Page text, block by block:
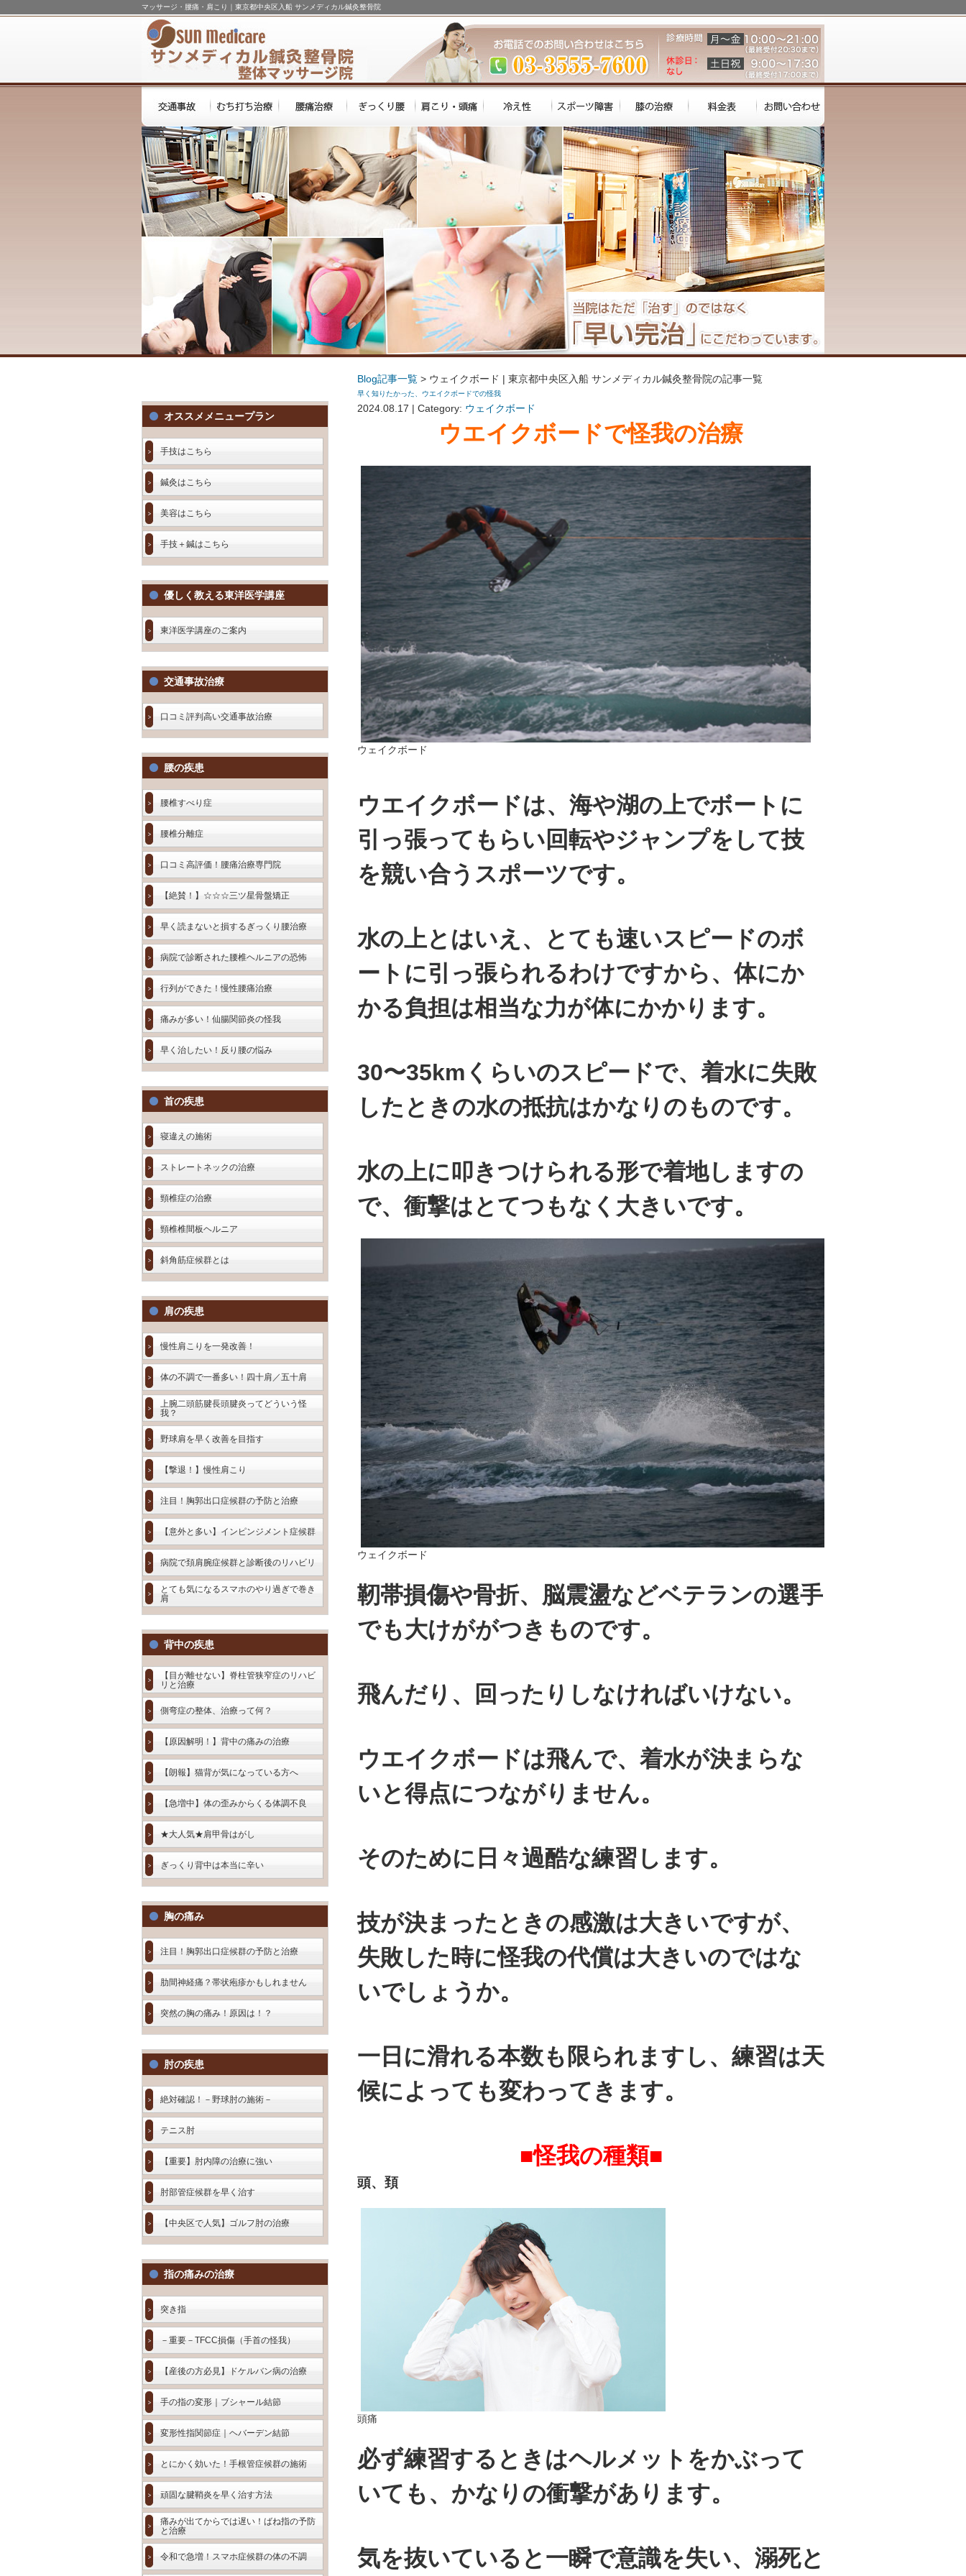
マッサージ・腰痛・肩こり｜東京都中央区入船 サンメディカル鍼灸整骨院
オススメメニュープラン
手技はこちら
鍼灸はこちら
美容はこちら
手技＋鍼はこちら
優しく教える東洋医学講座
東洋医学講座のご案内
交通事故治療
口コミ評判高い交通事故治療
腰の疾患
腰椎すべり症
腰椎分離症
口コミ高評価！腰痛治療専門院
【絶賛！】☆☆☆三ツ星骨盤矯正
早く読まないと損するぎっくり腰治療
病院で診断された腰椎ヘルニアの恐怖
行列ができた！慢性腰痛治療
痛みが多い！仙腸関節炎の怪我
早く治したい！反り腰の悩み
首の疾患
寝違えの施術
ストレートネックの治療
頸椎症の治療
頸椎椎間板ヘルニア
斜角筋症候群とは
肩の疾患
慢性肩こりを一発改善！
体の不調で一番多い！四十肩／五十肩
上腕二頭筋腱長頭腱炎ってどういう怪
我？
野球肩を早く改善を目指す
【撃退！】慢性肩こり
注目！胸郭出口症候群の予防と治療
【意外と多い】インピンジメント症候群
病院で頚肩腕症候群と診断後のリハビリ
とても気になるスマホのやり過ぎで巻き
肩
背中の疾患
【目が離せない】脊柱管狭窄症のリハビ
リと治療
側弯症の整体、治療って何？
【原因解明！】背中の痛みの治療
【朗報】猫背が気になっている方へ
【急増中】体の歪みからくる体調不良
★大人気★肩甲骨はがし
ぎっくり背中は本当に辛い
胸の痛み
注目！胸郭出口症候群の予防と治療
肋間神経痛？帯状疱疹かもしれません
突然の胸の痛み！原因は！？
肘の疾患
絶対確認！－野球肘の施術－
テニス肘
【重要】肘内障の治療に強い
肘部管症候群を早く治す
【中央区で人気】ゴルフ肘の治療
指の痛みの治療
突き指
－重要－TFCC損傷（手首の怪我）
【産後の方必見】ドケルバン病の治療
手の指の変形｜ブシャール結節
変形性指関節症｜ヘバーデン結節
とにかく効いた！手根管症候群の施術
頑固な腱鞘炎を早く治す方法
痛みが出てからでは遅い！ばね指の予防
と治療
令和で急増！スマホ症候群の体の不調
Blog記事一覧 > ウェイクボード | 東京都中央区入船 サンメディカル鍼灸整骨院の記事一覧
早く知りたかった、ウエイクボードでの怪我
2024.08.17 | Category: ウェイクボード
ウエイクボードで怪我の治療
ウェイクボード
ウエイクボードは、海や湖の上でボートに
引っ張ってもらい回転やジャンプをして技
を競い合うスポーツです。
水の上とはいえ、とても速いスピードのボ
ートに引っ張られるわけですから、体にか
かる負担は相当な力が体にかかります。
30〜35kmくらいのスピードで、着水に失敗
したときの水の抵抗はかなりのものです。
水の上に叩きつけられる形で着地しますの
で、衝撃はとてつもなく大きいです。
ウェイクボード
靭帯損傷や骨折、脳震盪などベテランの選手
でも大けががつきものです。
飛んだり、回ったりしなければいけない。
ウエイクボードは飛んで、着水が決まらな
いと得点につながりません。
そのために日々過酷な練習します。
技が決まったときの感激は大きいですが、
失敗した時に怪我の代償は大きいのではな
いでしょうか。
一日に滑れる本数も限られますし、練習は天
候によっても変わってきます。
■怪我の種類■
頭、頚
頭痛
必ず練習するときはヘルメットをかぶって
いても、かなりの衝撃があります。
気を抜いていると一瞬で意識を失い、溺死と